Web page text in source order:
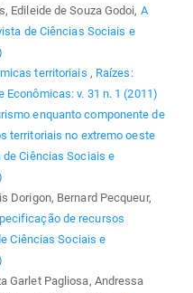
Edileide de Souza Godoi, A
de Ciências Sociais e
territoriais , Raízes:
Econômicas: v. 31 n. 1 (2011)
enquanto componente de
territoriais no extremo oeste
de Ciências Sociais e
Dorigon, Bernard Pecqueur,
de recursos
Ciências Sociais e
Garlet Pagliosa, Andressa